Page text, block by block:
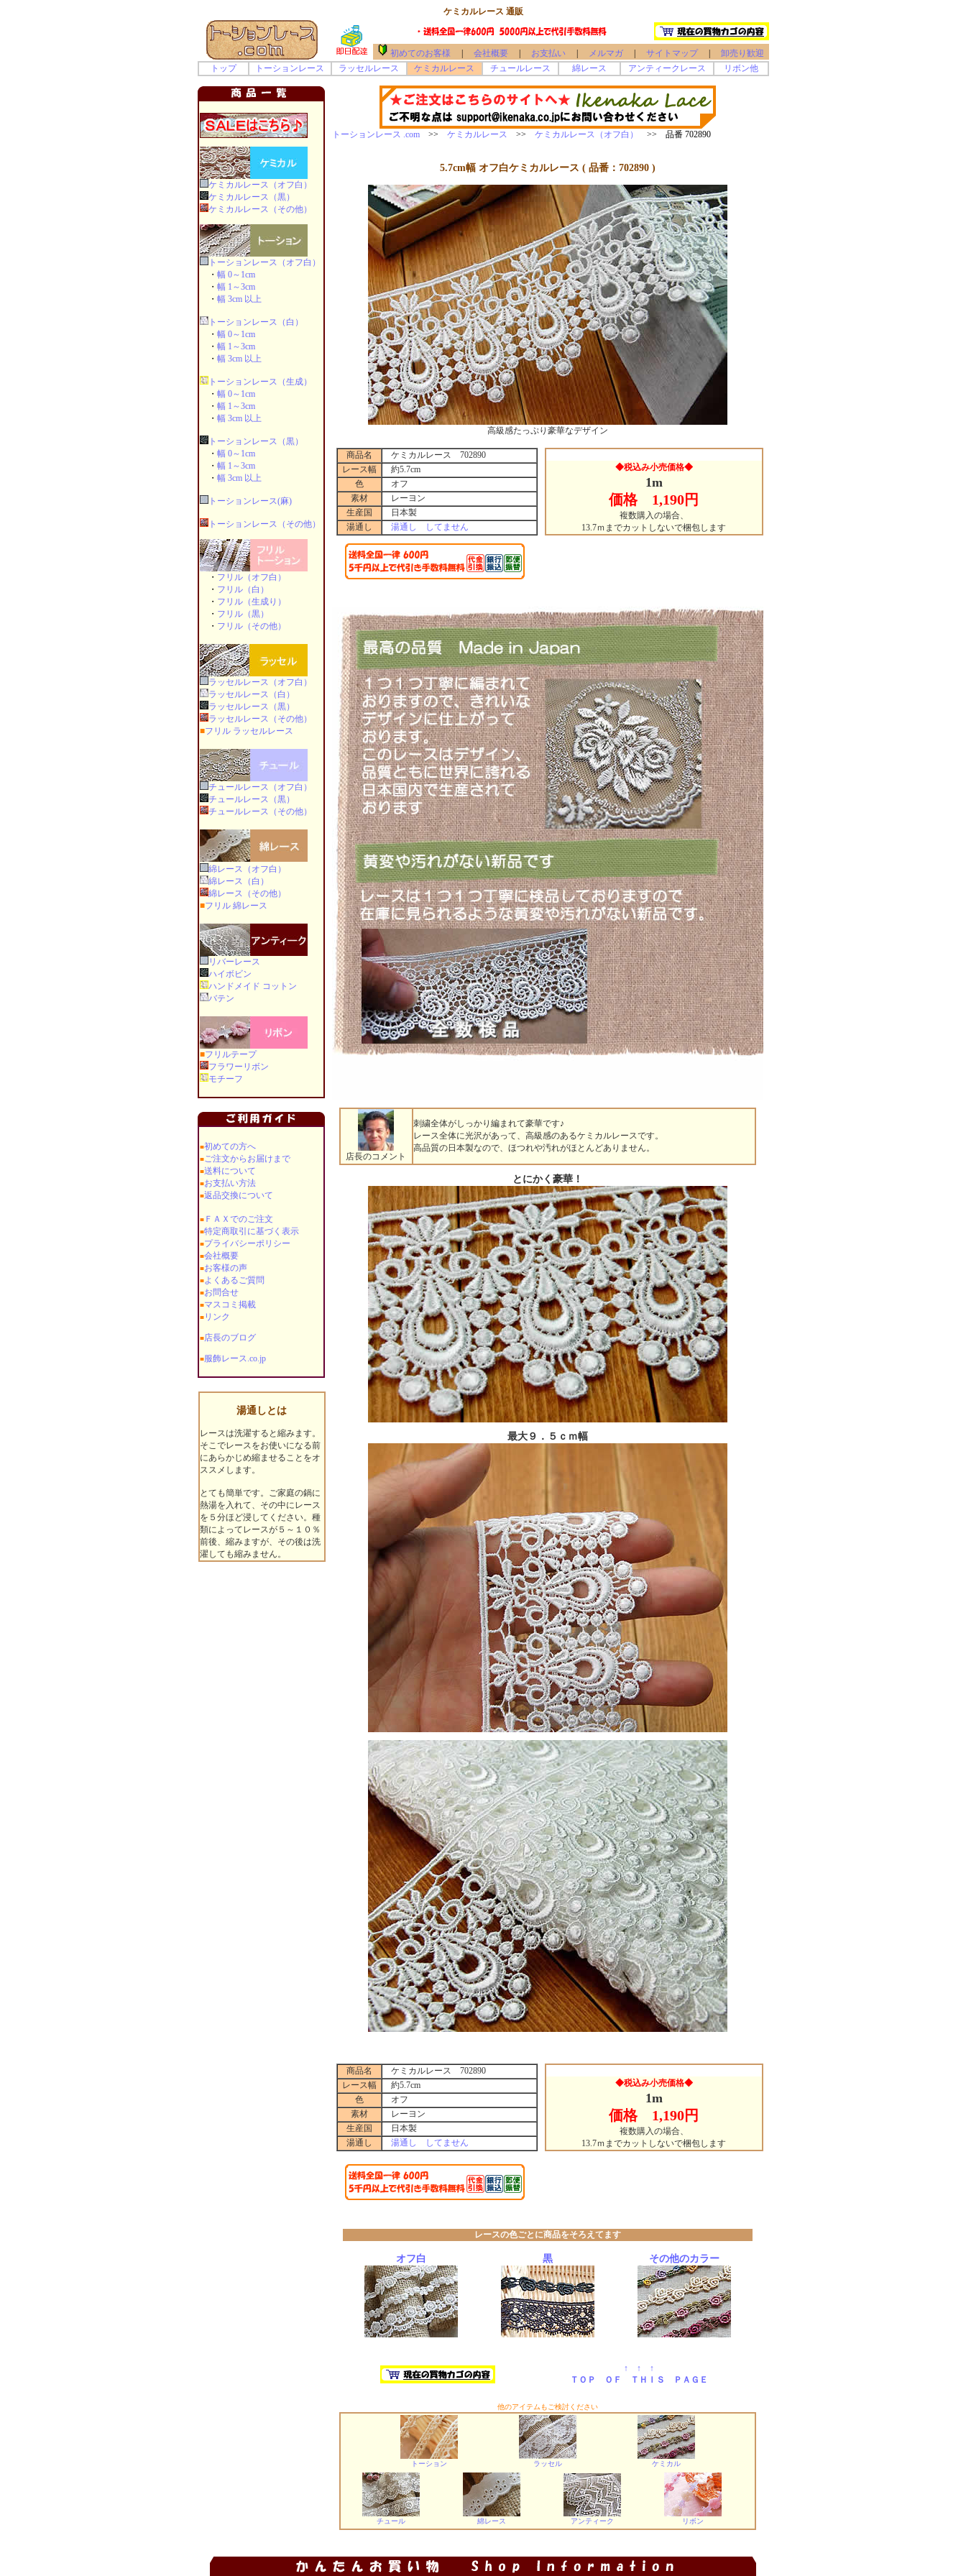
ケミカルレース 通販
初めてのお客様 会社概要| お支払い| メルマガ| サイトマップ| 卸売り歓迎
トップ
トーションレース ラッセルレース ケミカルレース チュールレース 綿レース アンティークレース リボン他
ケミカルレース（オフ白）
ケミカルレース（黒）
ケミカルレース（その他）
トーションレース（オフ白）
・ 幅 0～1cm
・ 幅 1～3cm
・ 幅 3cm 以上
トーションレース（白）
・ 幅 0～1cm
・ 幅 1～3cm
・ 幅 3cm 以上
トーションレース（生成）
・ 幅 0～1cm
・ 幅 1～3cm
・ 幅 3cm 以上
トーションレース（黒）
・ 幅 0～1cm
・ 幅 1～3cm
・ 幅 3cm 以上
トーションレース(麻)
トーションレース（その他）
・ フリル（オフ白）
・ フリル（白）
・ フリル（生成り）
・ フリル（黒）
・ フリル（その他）
ラッセルレース（オフ白）
ラッセルレース（白）
ラッセルレース（黒）
ラッセルレース（その他）
■フリル ラッセルレース
チュールレース（オフ白）
チュールレース（黒）
チュールレース（その他）
綿レース（オフ白）
綿レース（白）
綿レース（その他）
■フリル 綿レース
リバーレース
ハイボビン
ハンドメイド コットン
バテン
■フリルテープ
フラワーリボン
モチーフ
■初めての方へ
■ご注文からお届けまで
■送料について
■お支払い方法
■返品交換について
■ＦＡＸでのご注文
■特定商取引に基づく表示
■プライバシーポリシー
■会社概要
■お客様の声
■よくあるご質問
■お問合せ
■マスコミ掲載
■リンク
■店長のブログ
■服飾レース.co.jp
湯通しとは
レースは洗濯すると縮みます。
そこでレースをお使いになる前
にあらかじめ縮ませることをオ
ススメします。
とても簡単です。ご家庭の鍋に
熱湯を入れて、その中にレース
を５分ほど浸してください。種
類によってレースが５～１０％
前後、縮みますが、その後は洗
濯しても縮みません。
トーションレース .com>> ケミカルレース >> ケミカルレース（オフ白） >> 品番 702890
5.7cm幅 オフ白ケミカルレース ( 品番：702890 )
高級感たっぷり豪華なデザイン
商品名
ケミカルレース 702890
レース幅
約5.7cm
色
オフ
素材
レーヨン
生産国
日本製
湯通し
湯通し してません
◆税込み小売価格◆
1m
価格 1,190円
複数購入の場合、
13.7ｍまでカットしないで梱包します
店長のコメント
刺繍全体がしっかり編まれて豪華です♪
レース全体に光沢があって、高級感のあるケミカルレースです。
高品質の日本製なので、ほつれや汚れがほとんどありません。
とにかく豪華！
最大９．５ｃｍ幅
商品名
ケミカルレース 702890
レース幅
約5.7cm
色
オフ
素材
レーヨン
生産国
日本製
湯通し
湯通し してません
◆税込み小売価格◆
1m
価格 1,190円
複数購入の場合、
13.7ｍまでカットしないで梱包します
レースの色ごとに商品をそろえてます
オフ白 黒 その他のカラー
↑ ↑ ↑
ＴＯＰ ＯＦ ＴＨＩＳ ＰＡＧＥ
他のアイテムもご検討ください
トーション ラッセル ケミカル
チュール 綿レース アンティーク リボン